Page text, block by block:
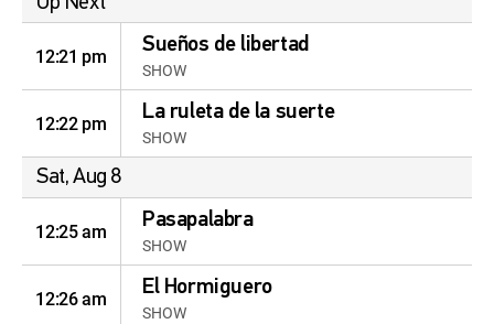
12:21 pm Sueños de libertad
SHOW
12:22 pm La ruleta de la suerte
SHOW
Sat, Aug 8
12:25 am Pasapalabra
SHOW
12:26 am El Hormiguero
SHOW